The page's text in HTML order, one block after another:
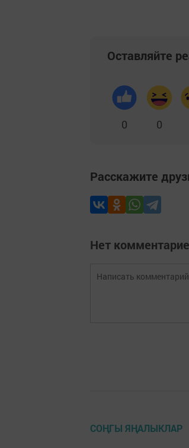
Оставляйте
0 0
Расскажите
Нет
СОҢГЫ ЯҢАЛЫКЛАР